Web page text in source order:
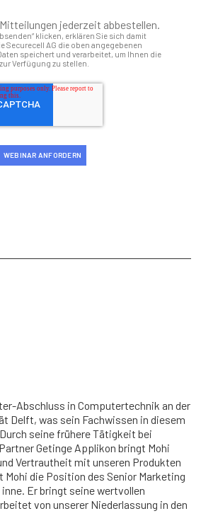
jederzeit abbestellen.
klicken, erklären Sie sich damit
Securecell AG die oben angegebenen
speichert und verarbeitet, um Ihnen die
Verfügung zu stellen.
Abschluss in Computertechnik an der
Delft, was sein Fachwissen in diesem
seine frühere Tätigkeit bei
Getinge Applikon bringt Mohi
Vertrautheit mit unseren Produkten
Mohi die Position des Senior Marketing
Er bringt seine wertvollen
von unserer Niederlassung in den